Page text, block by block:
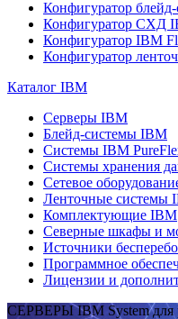
Конфигуратор
Конфигуратор СХД
Конфигуратор IBM
Конфигуратор
Каталог IBM
Серверы IBM
Блейд-системы IBM
Системы IBM
Системы хранения
Сетевое
Ленточные системы
Комплектующие IBM
Северные шкафы и
Источники
Программное
Лицензии и
СЕРВЕРЫ IBM System для